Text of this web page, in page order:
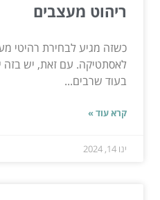
ריהוט מעצבים
כשזה מגיע לבחירת רהיטי
לאסתטיקה. עם זאת, יש בזה
בעוד שרבים...
קרא עוד »
ינו 14, 2024